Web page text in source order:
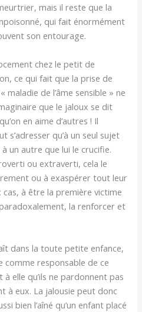
mais il reste que la
qui fait énormément
son entourage.
chez le petit de
ce qui fait que la prise de
maladie de l’âme sensible » ne
que le jaloux se dit
en aime d’autres ! Il
s’adresser qu’à un seul sujet
un autre que lui le crucifie.
ou extraverti, cela le
ou à exaspérer tout leur
à être la première victime
la renforcer et
dans la toute petite enfance,
comme responsable de ce
elle qu’ils ne pardonnent pas
à eux. La jalousie peut donc
bien l’aîné qu’un enfant placé